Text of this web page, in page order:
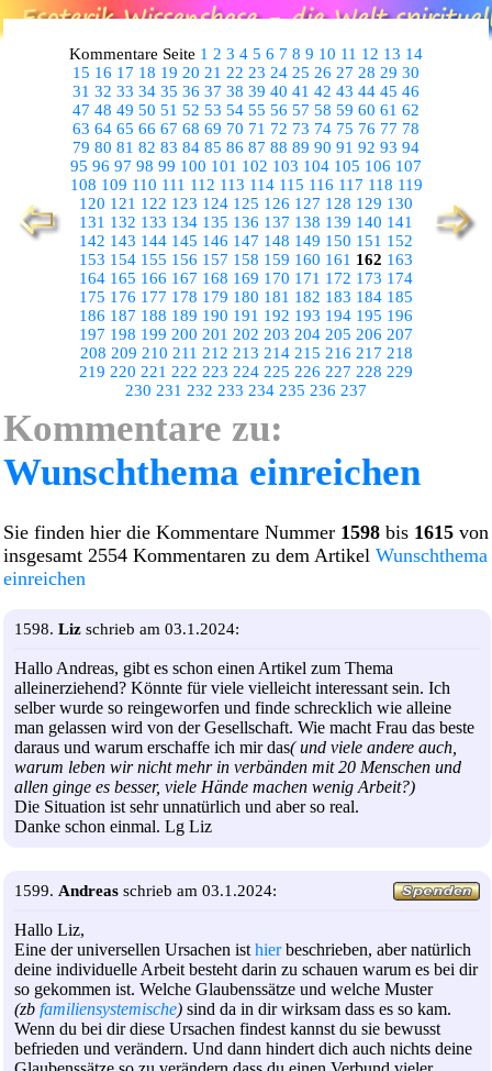
Kommentare Seite 1 2 3 4 5 6 7 8 9 10 11 12 13 14
15 16 17 18 19 20 21 22 23 24 25 26 27 28 29 30
31 32 33 34 35 36 37 38 39 40 41 42 43 44 45 46
47 48 49 50 51 52 53 54 55 56 57 58 59 60 61 62
63 64 65 66 67 68 69 70 71 72 73 74 75 76 77 78
79 80 81 82 83 84 85 86 87 88 89 90 91 92 93 94
95 96 97 98 99 100 101 102 103 104 105 106 107
108 109 110 111 112 113 114 115 116 117 118 119
120 121 122 123 124 125 126 127 128 129 130
131 132 133 134 135 136 137 138 139 140 141
142 143 144 145 146 147 148 149 150 151 152
153 154 155 156 157 158 159 160 161 162 163
164 165 166 167 168 169 170 171 172 173 174
175 176 177 178 179 180 181 182 183 184 185
186 187 188 189 190 191 192 193 194 195 196
197 198 199 200 201 202 203 204 205 206 207
208 209 210 211 212 213 214 215 216 217 218
219 220 221 222 223 224 225 226 227 228 229
230 231 232 233 234 235 236 237
Kommentare zu:
Wunschthema einreichen
Sie finden hier die Kommentare Nummer 1598 bis 1615 von
insgesamt 2554 Kommentaren zu dem Artikel Wunschthema
einreichen
1598. Liz schrieb am 03.1.2024:
Hallo Andreas, gibt es schon einen Artikel zum Thema
alleinerziehend? Könnte für viele vielleicht interessant sein. Ich
selber wurde so reingeworfen und finde schrecklich wie alleine
man gelassen wird von der Gesellschaft. Wie macht Frau das beste
daraus und warum erschaffe ich mir das( und viele andere auch,
warum leben wir nicht mehr in verbänden mit 20 Menschen und
allen ginge es besser, viele Hände machen wenig Arbeit?)
Die Situation ist sehr unnatürlich und aber so real.
Danke schon einmal. Lg Liz
1599. Andreas schrieb am 03.1.2024:
Hallo Liz,
Eine der universellen Ursachen ist hierbeschrieben, aber natürlich
deine individuelle Arbeit besteht darin zu schauen warum es bei dir
so gekommen ist. Welche Glaubenssätze und welche Muster
(zb familiensystemische) sind da in dir wirksam dass es so kam.
Wenn du bei dir diese Ursachen findest kannst du sie bewusst
befrieden und verändern. Und dann hindert dich auch nichts deine